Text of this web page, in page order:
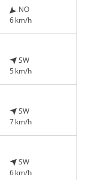
NO
6 km/h
SW
5 km/h
SW
7 km/h
SW
6 km/h